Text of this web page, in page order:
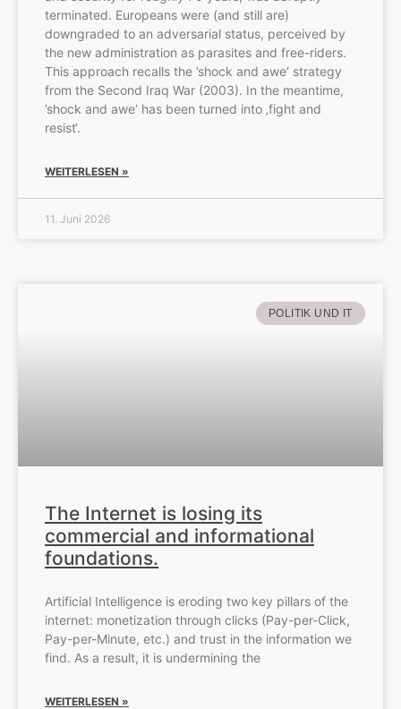
terminated. Europeans were (and still are)
downgraded to an adversarial status, perceived by
the new administration as parasites and free-riders.
This approach recalls the ’shock and awe‘ strategy
from the Second Iraq War (2003). In the meantime,
’shock and awe‘ has been turned into ‚fight and
resist‘.
WEITERLESEN »
11. Juni 2026
POLITIK UND IT
The Internet is losing its
commercial and informational
foundations.
Artificial Intelligence is eroding two key pillars of the
internet: monetization through clicks (Pay-per-Click,
Pay-per-Minute, etc.) and trust in the information we
find. As a result, it is undermining the
WEITERLESEN »